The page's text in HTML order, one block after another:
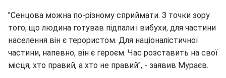
"Сенцова можна по-різному сприймати. З точки зору
того, що людина готував підпали і вибухи, для частини
населення він є терористом. Для націоналістичної
частини, напевно, він є героєм. Час розставить на свої
місця, хто правий, а хто не правий", - заявив Мураєв.